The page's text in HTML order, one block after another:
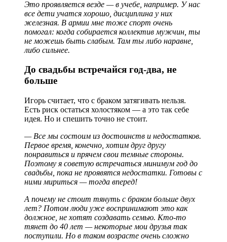
Это проявляется везде — в учебе, например. У нас
все дети учатся хорошо, дисциплина у них
железная. В армии мне тоже спорт очень
помогал: когда собирается коллектив мужчин, ты
не можешь быть слабым. Там ты либо наравне,
либо сильнее.
До свадьбы встречайся год-два, не
больше
Игорь считает, что с браком затягивать нельзя.
Есть риск остаться холостяком — а это так себе
идея. Но и спешить точно не стоит.
— Все мы состоим из достоинств и недостатков.
Первое время, конечно, хотим друг другу
понравиться и прячем свои темные стороны.
Поэтому я советую встречаться минимум год до
свадьбы, пока не проявятся недостатки. Готовы с
ними мириться — тогда вперед!
А почему не стоит тянуть с браком больше двух
лет? Потом люди уже воспринимают это как
должное, не хотят создавать семью. Кто-то
тянет до 40 лет — некоторые мои друзья так
поступили. Но в таком возрасте очень сложно